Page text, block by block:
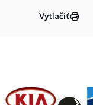
Vytlačiť